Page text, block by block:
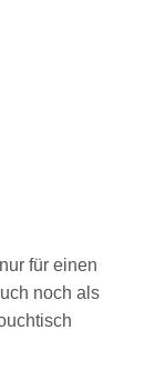
für einen
noch als